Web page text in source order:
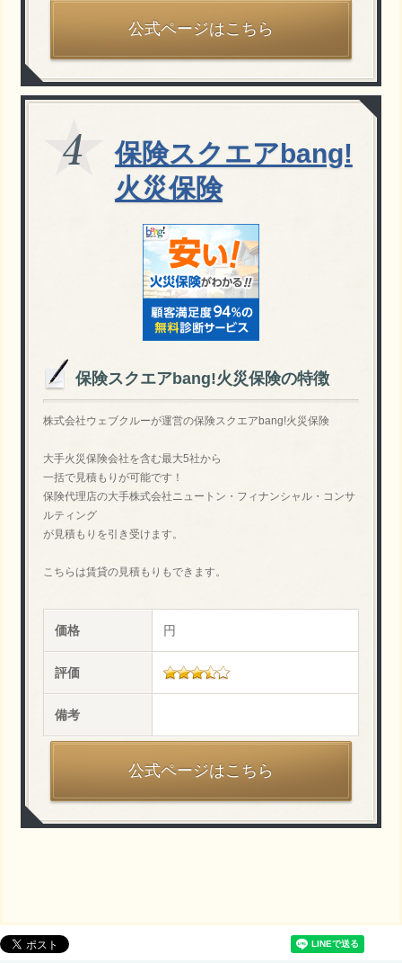
公式ページはこちら
保険スクエアbang!
火災保険
保険スクエアbang!火災保険の特徴
株式会社ウェブクルーが運営の保険スクエアbang!火災保険
大手火災保険会社を含む最大5社から
一括で見積もりが可能です！
保険代理店の大手株式会社ニュートン・フィナンシャル・コンサ
ルティング
が見積もりを引き受けます。
こちらは賃貸の見積もりもできます。
価格 円
評価
備考
公式ページはこちら